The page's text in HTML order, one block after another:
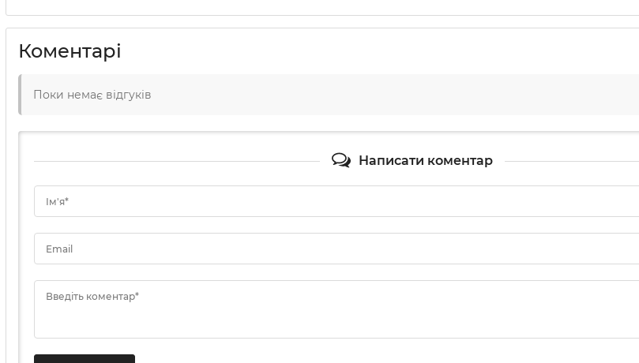
Коментарі
Поки немає відгуків
Написати коментар
Ім'я*
Email
Введіть коментар*